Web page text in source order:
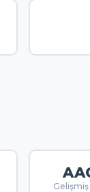
Gelişmiş